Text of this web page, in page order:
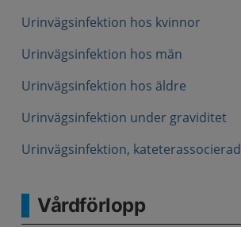
Urinvägsinfektion hos kvinnor
Urinvägsinfektion hos män
Urinvägsinfektion hos äldre
Urinvägsinfektion under graviditet
Urinvägsinfektion, kateterassocierad
Vårdförlopp